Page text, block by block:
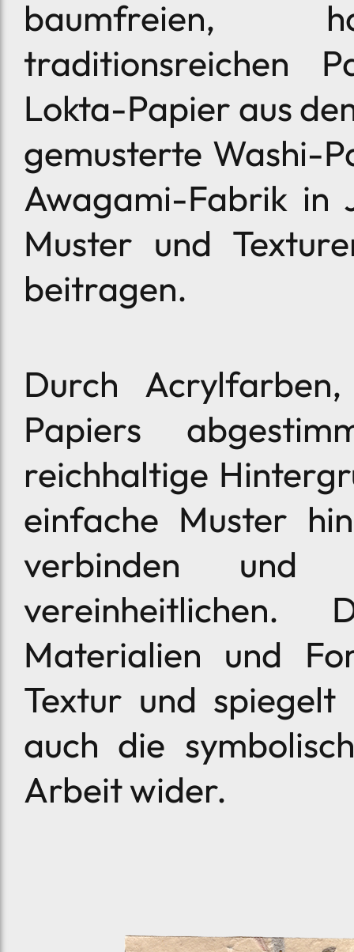
baumfreien,
traditionsreichen
Lokta-Papier aus
gemusterte Washi-
Awagami-Fabrik in
Muster und
beitragen.
Durch
Papiers
reichhaltige
einfache Muster
verbinden und
vereinheitlichen.
Materialien und
Textur und
auch die
Arbeit wider.